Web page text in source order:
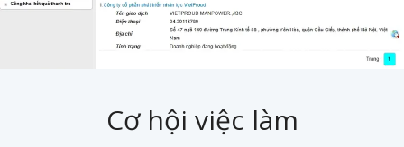
Cơ hội việc làm